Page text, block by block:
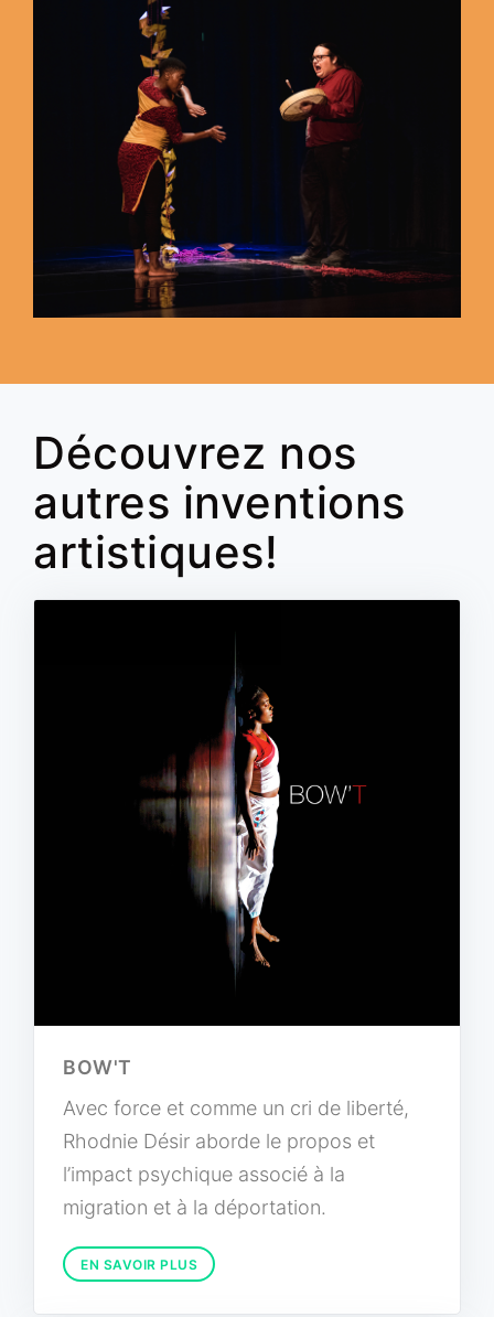
Découvrez nos
autres inventions
artistiques!
BOW'T
Avec force et comme un cri de liberté,
Rhodnie Désir aborde le propos et
l’impact psychique associé à la
migration et à la déportation.
EN SAVOIR PLUS